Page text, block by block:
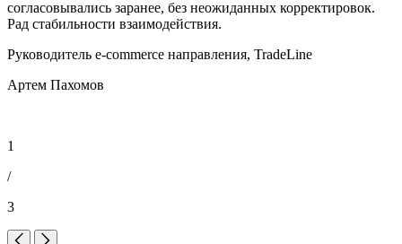
согласовывались заранее, без неожиданных корректировок.
Рад стабильности взаимодействия.
Руководитель e-commerce направления, TradeLine
Артем Пахомов
1
/
3